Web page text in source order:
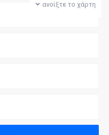
ανοίξτε το χάρτη